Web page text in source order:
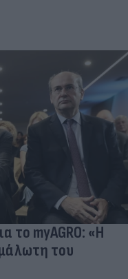
το myAGRO: «Η
του